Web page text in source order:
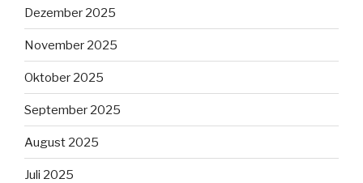
Dezember 2025
November 2025
Oktober 2025
September 2025
August 2025
Juli 2025